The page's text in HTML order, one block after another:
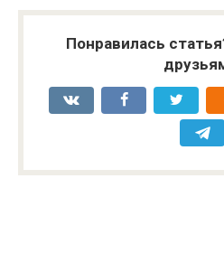
Понравилась